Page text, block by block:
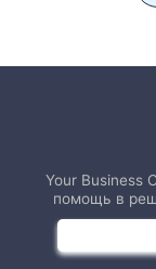
Your Business
помощь в